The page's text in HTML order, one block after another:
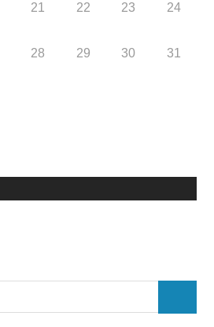
21 22 23 24
28 29 30 31